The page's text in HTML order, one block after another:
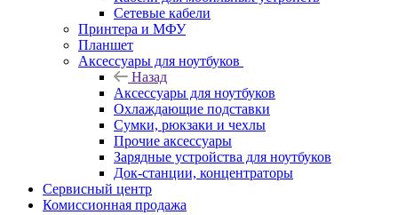
Сетевые кабели
Принтера и МФУ
Планшет
Аксессуары для ноутбуков
Назад
Аксессуары для ноутбуков
Охлаждающие подставки
Сумки, рюкзаки и чехлы
Прочие аксессуары
Зарядные устройства для ноутбуков
Док-станции, концентраторы
Сервисный центр
Комиссионная продажа